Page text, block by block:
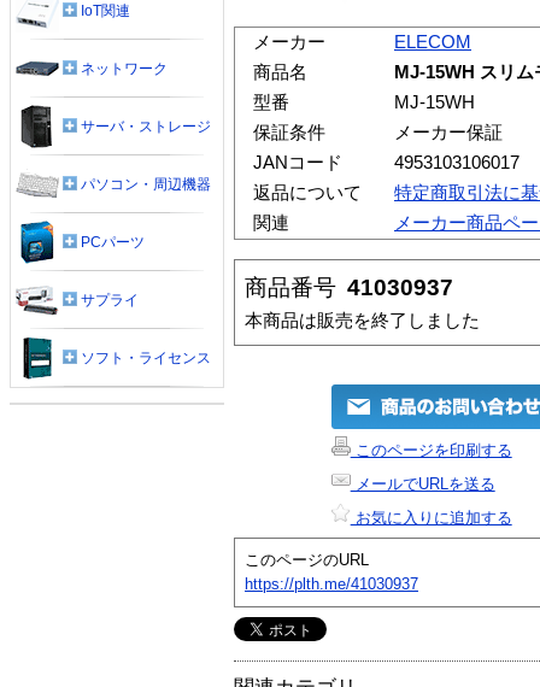
メーカー
ELECOM
商品名
MJ-15WH スリ
型番
MJ-15WH
保証条件
メーカー保証
JANコード
4953103106017
返品について
特定商取引法に
関連
メーカー商品ペ
商品番号 41030937
本商品は販売を終了しました
このページを印刷する
メールでURLを送る
お気に入りに追加する
このページのURL
https://plth.me/41030937
IoT関連
ネットワーク
サーバ・ストレージ
パソコン・周辺機器
PCパーツ
サプライ
ソフト・ライセンス